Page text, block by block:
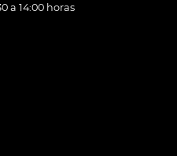
a 14:00 horas